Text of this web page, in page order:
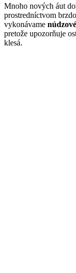
Mnoho nových áut
prostredníctvom
vykonávame
pretože upozorňuje
klesá.